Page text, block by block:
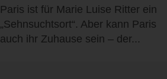
Paris ist für Marie Luise Ritter ein
„Sehnsuchtsort“. Aber kann Paris
auch ihr Zuhause sein – der...